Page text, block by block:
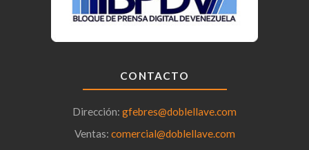
CONTACTO
Dirección: gfebres@doblellave.com
Ventas: comercial@doblellave.com